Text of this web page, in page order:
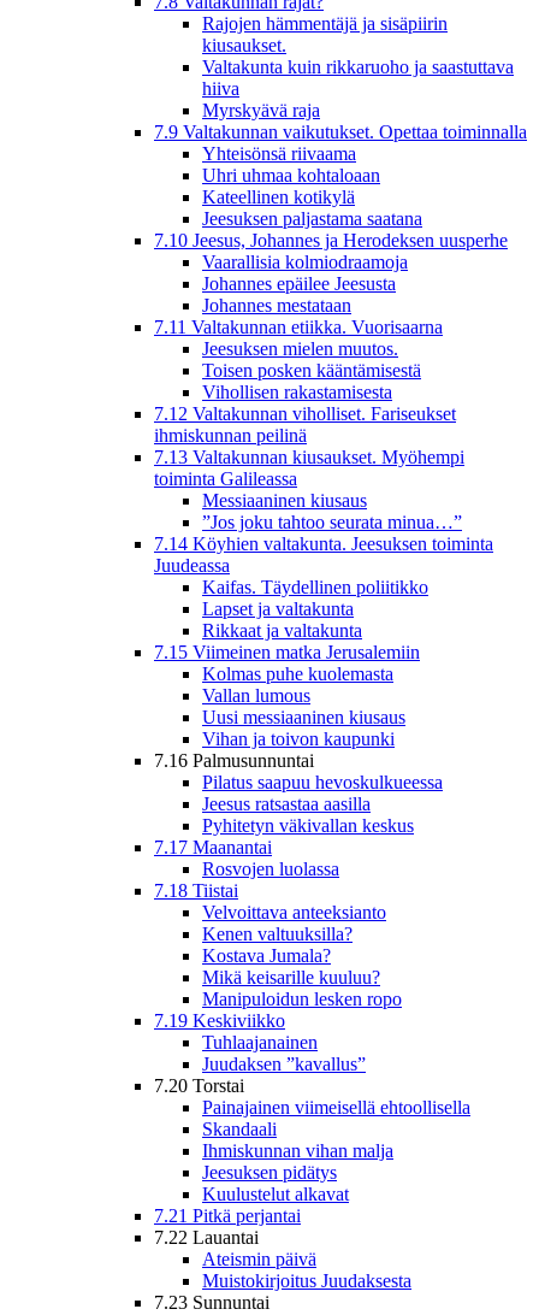
Rajojen hämmentäjä ja sisäpiirin
kiusaukset.
Valtakunta kuin rikkaruoho ja saastuttava
hiiva
Myrskyävä raja
7.9 Valtakunnan vaikutukset. Opettaa toiminnalla
Yhteisönsä riivaama
Uhri uhmaa kohtaloaan
Kateellinen kotikylä
Jeesuksen paljastama saatana
7.10 Jeesus, Johannes ja Herodeksen uusperhe
Vaarallisia kolmiodraamoja
Johannes epäilee Jeesusta
Johannes mestataan
7.11 Valtakunnan etiikka. Vuorisaarna
Jeesuksen mielen muutos.
Toisen posken kääntämisestä
Vihollisen rakastamisesta
7.12 Valtakunnan viholliset. Fariseukset
ihmiskunnan peilinä
7.13 Valtakunnan kiusaukset. Myöhempi
toiminta Galileassa
Messiaaninen kiusaus
”Jos joku tahtoo seurata minua…”
7.14 Köyhien valtakunta. Jeesuksen toiminta
Juudeassa
Kaifas. Täydellinen poliitikko
Lapset ja valtakunta
Rikkaat ja valtakunta
7.15 Viimeinen matka Jerusalemiin
Kolmas puhe kuolemasta
Vallan lumous
Uusi messiaaninen kiusaus
Vihan ja toivon kaupunki
7.16 Palmusunnuntai
Pilatus saapuu hevoskulkueessa
Jeesus ratsastaa aasilla
Pyhitetyn väkivallan keskus
7.17 Maanantai
Rosvojen luolassa
7.18 Tiistai
Velvoittava anteeksianto
Kenen valtuuksilla?
Kostava Jumala?
Mikä keisarille kuuluu?
Manipuloidun lesken ropo
7.19 Keskiviikko
Tuhlaajanainen
Juudaksen ”kavallus”
7.20 Torstai
Painajainen viimeisellä ehtoollisella
Skandaali
Ihmiskunnan vihan malja
Jeesuksen pidätys
Kuulustelut alkavat
7.21 Pitkä perjantai
7.22 Lauantai
Ateismin päivä
Muistokirjoitus Juudaksesta
7.23 Sunnuntai